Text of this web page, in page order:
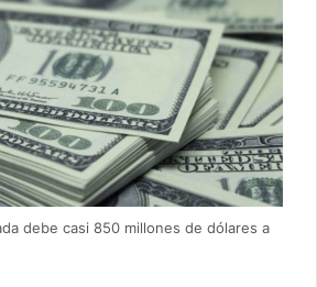
debe casi 850 millones de dólares a